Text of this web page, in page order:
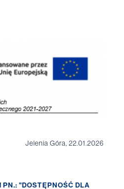
Jelenia Góra, 22.01.2026
PN.: "DOSTĘPNOŚĆ DLA